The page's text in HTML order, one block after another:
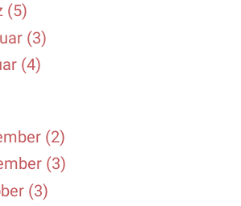
(5)
(3)
(4)
(2)
(3)
(3)